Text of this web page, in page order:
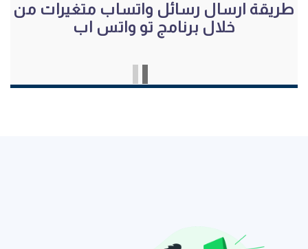
طريقة ارسال رسائل واتساب متغيرات من
خلال برنامج تو واتس اب